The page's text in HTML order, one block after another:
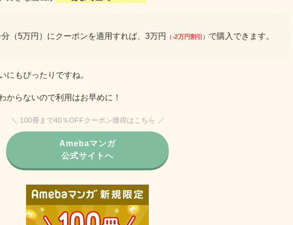
（5万円）にクーポンを適用すれば、3万円 （-2万円割引 ） で購入できます。
にもぴったりですね。
からないので利用はお早めに！
＼ 100冊まで40％OFFクーポン獲得はこちら ／
Amebaマンガ
公式サイトへ